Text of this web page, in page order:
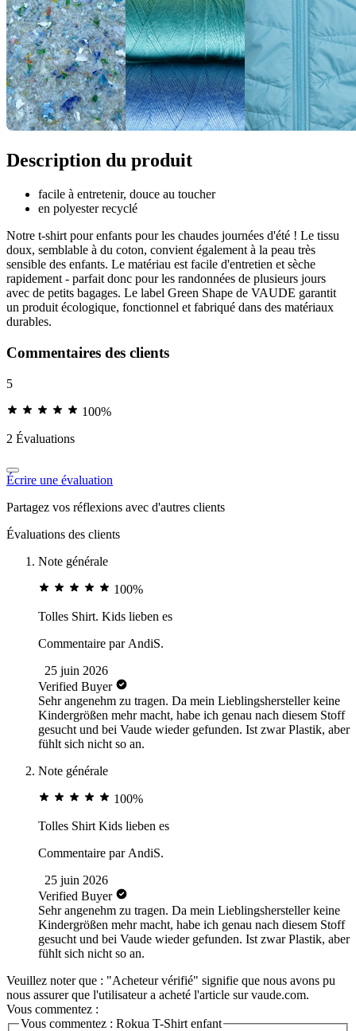
Description du produit
facile à entretenir, douce au toucher
en polyester recyclé
Notre t-shirt pour enfants pour les chaudes journées d'été ! Le tissu
doux, semblable à du coton, convient également à la peau très
sensible des enfants. Le matériau est facile d'entretien et sèche
rapidement - parfait donc pour les randonnées de plusieurs jours
avec de petits bagages. Le label Green Shape de VAUDE garantit
un produit écologique, fonctionnel et fabriqué dans des matériaux
durables.
Commentaires des clients
5
100%
2 Évaluations
Écrire une évaluation
Partagez vos réflexions avec d'autres clients
Évaluations des clients
Note générale
100%
Tolles Shirt. Kids lieben es
Commentaire par AndiS.
25 juin 2026
Verified Buyer
Sehr angenehm zu tragen. Da mein Lieblingshersteller keine
Kindergrößen mehr macht, habe ich genau nach diesem Stoff
gesucht und bei Vaude wieder gefunden. Ist zwar Plastik, aber
fühlt sich nicht so an.
Note générale
100%
Tolles Shirt Kids lieben es
Commentaire par AndiS.
25 juin 2026
Verified Buyer
Sehr angenehm zu tragen. Da mein Lieblingshersteller keine
Kindergrößen mehr macht, habe ich genau nach diesem Stoff
gesucht und bei Vaude wieder gefunden. Ist zwar Plastik, aber
fühlt sich nicht so an.
Veuillez noter que : "Acheteur vérifié" signifie que nous avons pu
nous assurer que l'utilisateur a acheté l'article sur vaude.com.
Vous commentez :
Vous commentez : Rokua T-Shirt enfant